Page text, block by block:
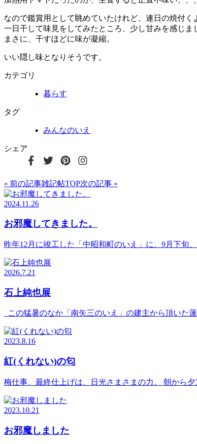
なので鑑賞用として眺めていたけれど、連日の焼付く
一日干して味見をしてみたところ、少し甘みを感じま
まさに、干すほどに味が凝縮。
いい隠し味となりそうです。
カテゴリ
暮らす
タグ
みんなのいえ
シェア
« 前の記事雑記帖TOP次の記事 »
2024.11.26
お邪魔してきました。
昨年12月に竣工した「中昭和町のいえ」に、9月下
2026.7.21
石上純也展
この猛暑のなか「南矢三のいえ」の建主から頂い
2023.8.16
紅(くれない)の匂
梅仕事、最終仕上げは、日光さまさまの力。 朝から
2023.10.21
お邪魔しました